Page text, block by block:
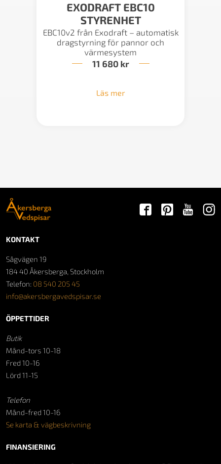
EXODRAFT EBC10
STYRENHET
EBC10v2 från Exodraft – automatisk
dragstyrning för pannor och
värmesystem
11 680 kr
Läs mer
KONTAKT
Sågvägen 19
184 40 Åkersberga, Stockholm
Telefon: 08 540 205 45
info@akersbergavedspisar.se
ÖPPETTIDER
Butik
Månd-tors 10-18
Fred 10-16
Lörd 11-15
Telefon
Månd-fred 10-16
Se karta & vägbeskrivning
FINANSIERING